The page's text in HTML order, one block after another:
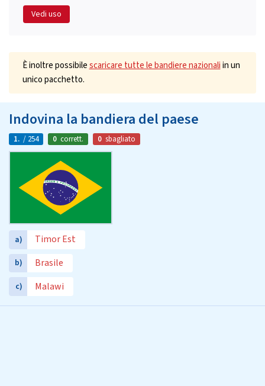
Vedi uso
È inoltre possibilescaricare tutte le bandiere nazionaliin un
unico pacchetto.
Indovina la bandiera del paese
1. / 254 0 corrett. 0 sbagliato
a) Timor Est
b) Brasile
c) Malawi